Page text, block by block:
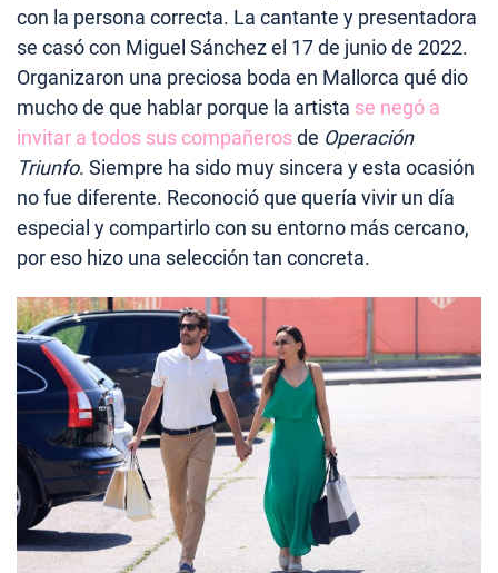
con la persona correcta. La cantante y presentadora
se casó con Miguel Sánchez el 17 de junio de 2022.
Organizaron una preciosa boda en Mallorca qué dio
mucho de que hablar porque la artista se negó a
invitar a todos sus compañerosde Operación
Triunfo. Siempre ha sido muy sincera y esta ocasión
no fue diferente. Reconoció que quería vivir un día
especial y compartirlo con su entorno más cercano,
por eso hizo una selección tan concreta.